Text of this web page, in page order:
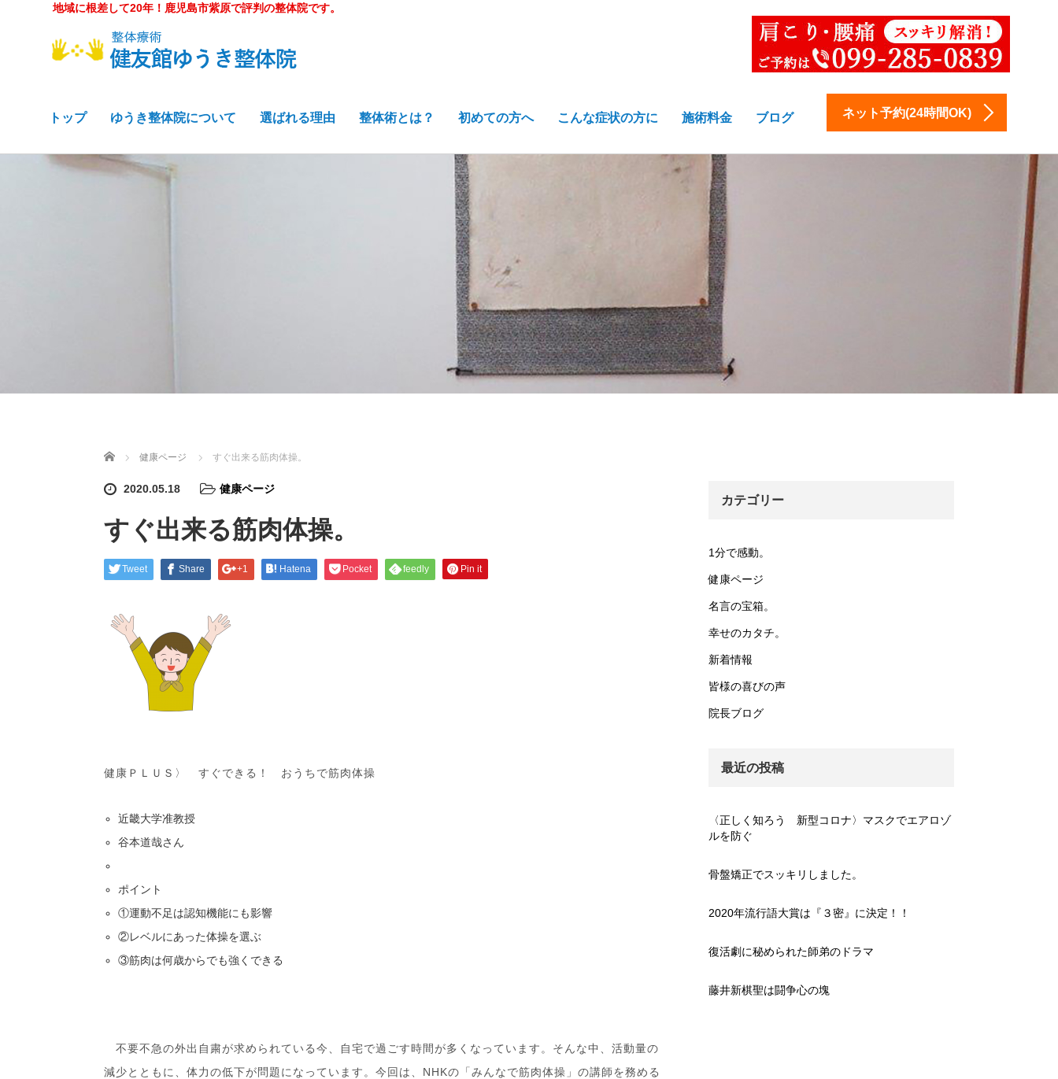
地域に根差して20年！鹿児島市紫原で評判の整体院です。
トップ ゆうき整体院について 選ばれる理由 整体術とは？ 初めての方へ こんな症状の方に 施術料金 ブログ ネット予約(24時間OK)
ホーム 健康ページ すぐ出来る筋肉体操。
2020.05.18 健康ページ
すぐ出来る筋肉体操。
Tweet Share +1 Hatena Pocket feedly Pin it
健康ＰＬＵＳ〉 すぐできる！ おうちで筋肉体操
近畿大学准教授
谷本道哉さん
ポイント
①運動不足は認知機能にも影響
②レベルにあった体操を選ぶ
③筋肉は何歳からでも強くできる
不要不急の外出自粛が求められている今、自宅で過ごす時間が多くなっています。そんな中、活動量の
減少とともに、体力の低下が問題になっています。今回は、 NHKの「みんなで筋肉体操」の講師を務める
カテゴリー
1分で感動。
健康ページ
名言の宝箱。
幸せのカタチ。
新着情報
皆様の喜びの声
院長ブログ
最近の投稿
〈正しく知ろう 新型コロナ〉マスクでエアロゾ
ルを防ぐ
骨盤矯正でスッキリしました。
2020年流行語大賞は『３密』に決定！！
復活劇に秘められた師弟のドラマ
藤井新棋聖は闘争心の塊